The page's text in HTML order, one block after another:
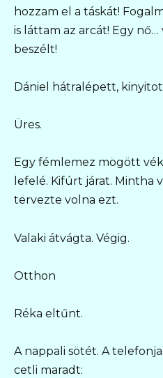
hozzam el a táskát!
is láttam az arcát! Egy
beszélt!
Dániel hátralépett,
Üres.
Egy fémlemez mögött
lefelé. Kifúrt járat. Mintha
tervezte volna ezt.
Valaki átvágta. Végig.
Otthon
Réka eltűnt.
A nappali sötét. A
cetli maradt: